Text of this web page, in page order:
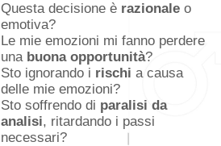
Questa decisione è razionale o
emotiva?
Le mie emozioni mi fanno perdere
una buona opportunità?
Sto ignorando i rischi a causa
delle mie emozioni?
Sto soffrendo di paralisi da
analisi, ritardando i passi
necessari?